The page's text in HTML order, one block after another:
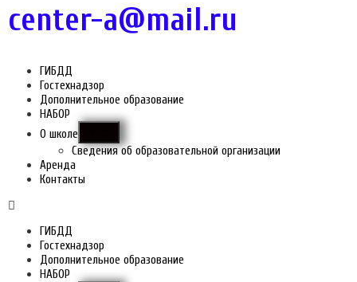
center-a@mail.ru
ГИБДД
Гостехнадзор
Дополнительное образование
НАБОР
О школе
Сведения об образовательной организации
Аренда
Контакты
ГИБДД
Гостехнадзор
Дополнительное образование
НАБОР